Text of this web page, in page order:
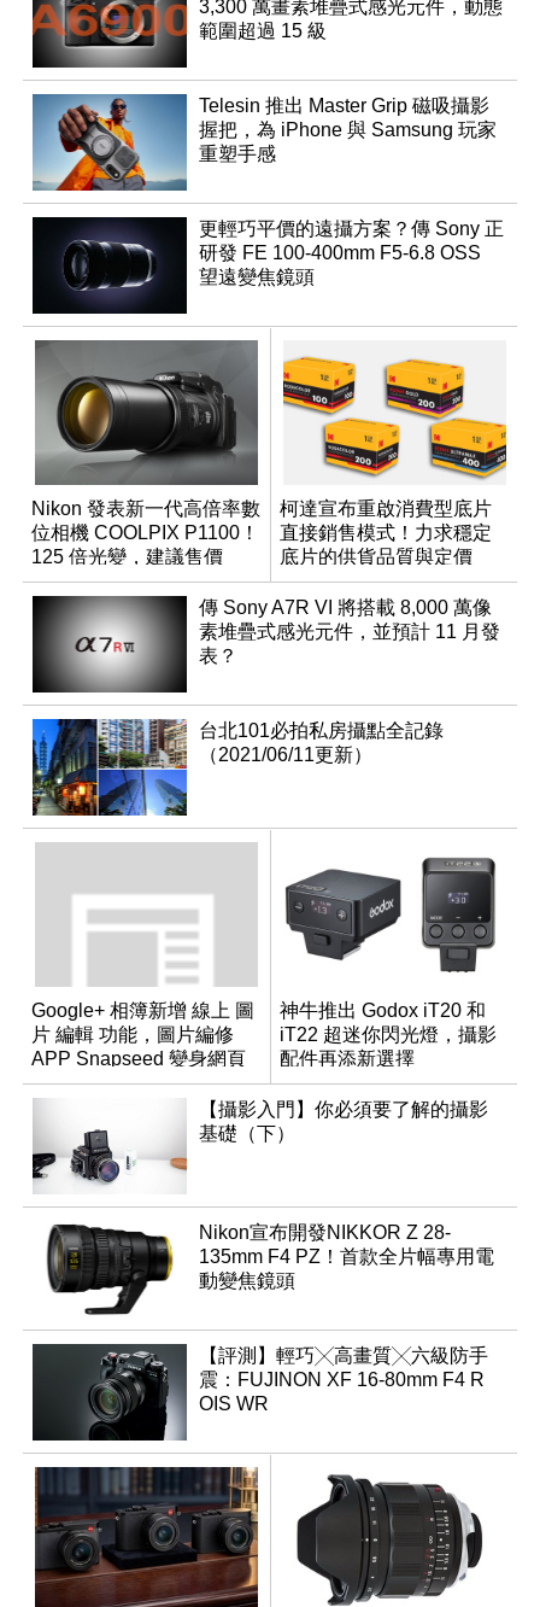
3,300 萬畫素堆疊式感光元件，動態
範圍超過 15 級
Telesin 推出 Master Grip 磁吸攝影
握把，為 iPhone 與 Samsung 玩家
重塑手感
更輕巧平價的遠攝方案？傳 Sony 正
研發 FE 100-400mm F5-6.8 OSS
望遠變焦鏡頭
Nikon 發表新一代高倍率數
位相機 COOLPIX P1100！
125 倍光變，建議售價
NT$36,000
柯達宣布重啟消費型底片
直接銷售模式！力求穩定
底片的供貨品質與定價
傳 Sony A7R VI 將搭載 8,000 萬像
素堆疊式感光元件，並預計 11 月發
表？
台北101必拍私房攝點全記錄
（2021/06/11更新）
Google+ 相簿新增 線上 圖
片 編輯 功能，圖片編修
APP Snapseed 變身網頁
版
神牛推出 Godox iT20 和
iT22 超迷你閃光燈，攝影
配件再添新選擇
【攝影入門】你必須要了解的攝影
基礎（下）
Nikon宣布開發NIKKOR Z 28-
135mm F4 PZ！首款全片幅專用電
動變焦鏡頭
【評測】輕巧╳高畫質╳六級防手
震：FUJINON XF 16-80mm F4 R
OIS WR